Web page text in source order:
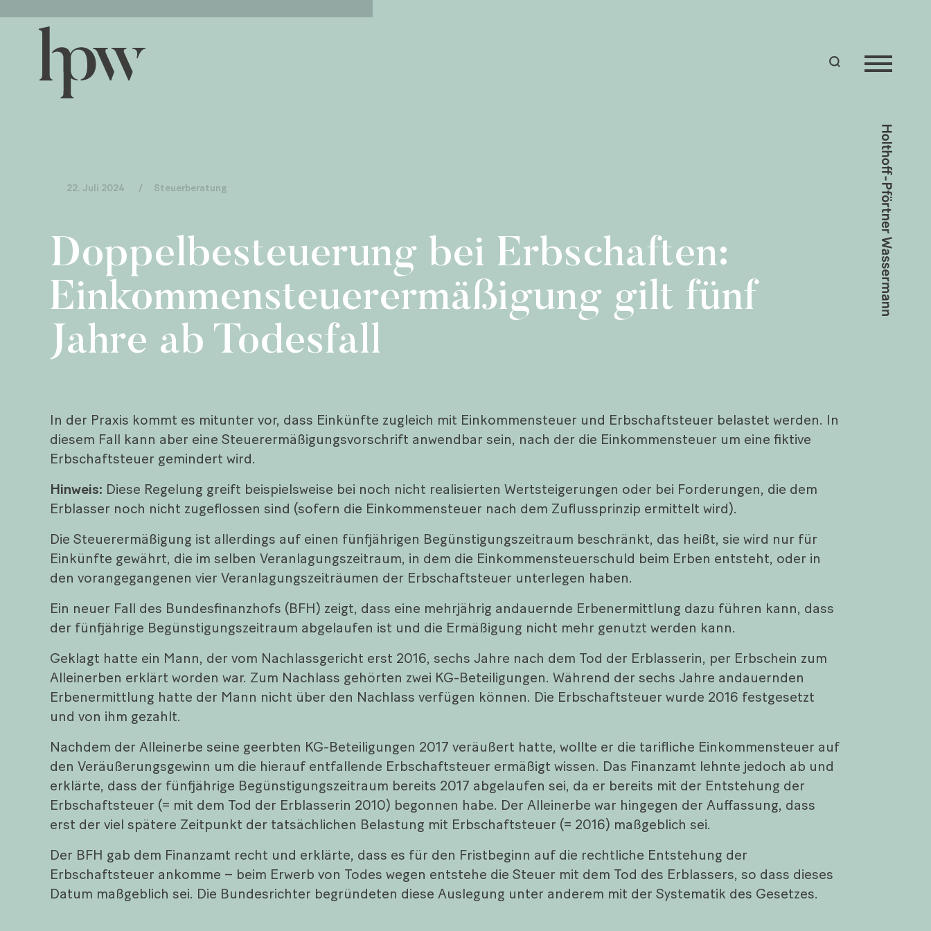
22. Juli 2024 / Steuerberatung
Doppelbesteuerung bei Erbschaften:
Einkommensteuerermäßigung gilt fünf
Jahre ab Todesfall
In der Praxis kommt es mitunter vor, dass Einkünfte zugleich mit Einkommensteuer und Erbschaftsteuer belastet werden. In
diesem Fall kann aber eine Steuerermäßigungsvorschrift anwendbar sein, nach der die Einkommensteuer um eine fiktive
Erbschaftsteuer gemindert wird.
Hinweis: Diese Regelung greift beispielsweise bei noch nicht realisierten Wertsteigerungen oder bei Forderungen, die dem
Erblasser noch nicht zugeflossen sind (sofern die Einkommensteuer nach dem Zuflussprinzip ermittelt wird).
Die Steuerermäßigung ist allerdings auf einen fünfjährigen Begünstigungszeitraum beschränkt, das heißt, sie wird nur für
Einkünfte gewährt, die im selben Veranlagungszeitraum, in dem die Einkommensteuerschuld beim Erben entsteht, oder in
den vorangegangenen vier Veranlagungszeiträumen der Erbschaftsteuer unterlegen haben.
Ein neuer Fall des Bundesfinanzhofs (BFH) zeigt, dass eine mehrjährig andauernde Erbenermittlung dazu führen kann, dass
der fünfjährige Begünstigungszeitraum abgelaufen ist und die Ermäßigung nicht mehr genutzt werden kann.
Geklagt hatte ein Mann, der vom Nachlassgericht erst 2016, sechs Jahre nach dem Tod der Erblasserin, per Erbschein zum
Alleinerben erklärt worden war. Zum Nachlass gehörten zwei KG-Beteiligungen. Während der sechs Jahre andauernden
Erbenermittlung hatte der Mann nicht über den Nachlass verfügen können. Die Erbschaftsteuer wurde 2016 festgesetzt
und von ihm gezahlt.
Nachdem der Alleinerbe seine geerbten KG-Beteiligungen 2017 veräußert hatte, wollte er die tarifliche Einkommensteuer auf
den Veräußerungsgewinn um die hierauf entfallende Erbschaftsteuer ermäßigt wissen. Das Finanzamt lehnte jedoch ab und
erklärte, dass der fünfjährige Begünstigungszeitraum bereits 2017 abgelaufen sei, da er bereits mit der Entstehung der
Erbschaftsteuer (= mit dem Tod der Erblasserin 2010) begonnen habe. Der Alleinerbe war hingegen der Auffassung, dass
erst der viel spätere Zeitpunkt der tatsächlichen Belastung mit Erbschaftsteuer (= 2016) maßgeblich sei.
Der BFH gab dem Finanzamt recht und erklärte, dass es für den Fristbeginn auf die rechtliche Entstehung der
Erbschaftsteuer ankomme – beim Erwerb von Todes wegen entstehe die Steuer mit dem Tod des Erblassers, so dass dieses
Datum maßgeblich sei. Die Bundesrichter begründeten diese Auslegung unter anderem mit der Systematik des Gesetzes.